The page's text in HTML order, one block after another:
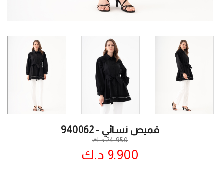
قميص نسائي - 940062
24.950 د.ك
9.900 د.ك